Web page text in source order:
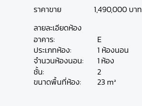
ลายละเอียดห้อง
อาคาร:
ประเภทห้อง:
จำนวนห้องนอน:
ชั้น:
ขนาดพื้นที่ห้อง:
E
1 ห้องนอน
1
2
23 m²
ห้อง
1,490,000 บาท
ราคาขาย